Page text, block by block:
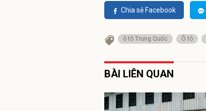
Chia sẻ Facebook
ô tô Trung Quốc Ô tô
BÀI LIÊN QUAN